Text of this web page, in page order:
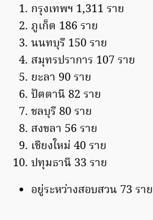
กรุงเทพฯ 1,311 ราย
ภูเก็ต 186 ราย
นนทบุรี 150 ราย
สมุทรปราการ 107 ราย
ยะลา 90 ราย
ปัตตานี 82 ราย
ชลบุรี 80 ราย
สงขลา 56 ราย
เชียงใหม่ 40 ราย
ปทุมธานี 33 ราย
อยู่ระหว่างสอบสวน 73 ราย